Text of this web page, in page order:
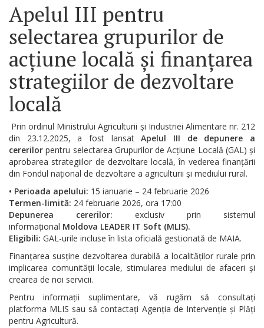
și
Cadastru
Serviciul
Arhivă
Serviciul
Juridic
Serviciul
Audit
Declarații
de
avere
și
interese
personale
Apelul III pentru
selectarea grupurilor de
acțiune locală și finanțarea
strategiilor de dezvoltare
locală
Prin ordinul Ministrului Agriculturii și Industriei Alimentare nr. 212
din 23.12.2025, a fost lansatApelul III de depunere a
cererilor pentru selectarea Grupurilor de Acțiune Locală (GAL) și
aprobarea strategiilor de dezvoltare locală, în vederea finanțării
din Fondul național de dezvoltare a agriculturii și mediului rural.
• Perioada apelului: 15 ianuarie – 24 februarie 2026
Termen-limită: 24 februarie 2026, ora 17:00
Depunerea cererilor: exclusiv prin sistemul
informațional Moldova LEADER IT Soft (MLIS).
Eligibili: GAL-urile incluse în lista oficială gestionată de MAIA.
Finanțarea susține dezvoltarea durabilă a localităților rurale prin
implicarea comunității locale, stimularea mediului de afaceri și
crearea de noi servicii.
Pentru informații suplimentare, vă rugăm să consultați
platforma MLIS sau să contactați Agenția de Intervenție și Plăți
pentru Agricultură.